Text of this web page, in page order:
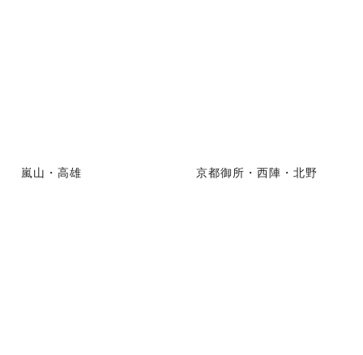
嵐山・高雄 京都御所・西陣・北野